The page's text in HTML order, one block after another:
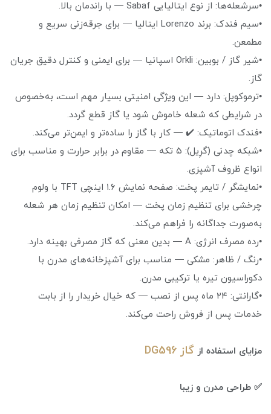
•سرشعله‌ها: از نوع ایتالیایی Sabaf — با راندمان بالا.
•سیم فندک: برند Lorenzo ایتالیا — برای جرقه‌زنی سریع و
مطمعن.
•شیر گاز / بوبین: Orkli اسپانیا — برای ایمنی و کنترل دقیق جریان
گاز.
•ترموکوپل: دارد — این ویژگی امنیتی بسیار مهم است، به‌خصوص
در شرایطی که شعله خاموش شود یا گاز قطع گردد.
•فندک اتوماتیک: ✔️ — کار با گاز را ساده‌تر و ایمن‌تر می‌کند.
•شبکه چدنی (گرِیل): ۵ تکه — مقاوم در برابر حرارت و مناسب برای
انواع ظروف آشپزی.
•نمایشگر / تایمر پخت: صفحه نمایش ۱.۶ اینچی TFT با ولوم
چرخشی برای تنظیم زمان پخت — امکان تنظیم زمان هر شعله
به‌صورت جداگانه را فراهم می‌کند.
•رده مصرف انرژی: A — بدین معنی که گاز مصرفی بهینه دارد.
•رنگ / ظاهر: مشکی — مناسب برای آشپزخانه‌های مدرن با
دکوراسیون تیره یا ترکیبی مدرن.
•گارانتی: ۲۴ ماه پس از نصب — که خیال خریدار را از بابت
خدمات پس از فروش راحت می‌کند.
مزایای استفاده از گاز DG596
✅ طراحی مدرن و زیبا